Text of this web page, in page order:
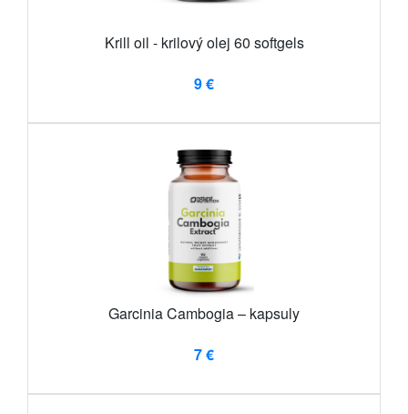
Krill oil - krilový olej 60 softgels
9 €
Garcinia Cambogia – kapsuly
7 €